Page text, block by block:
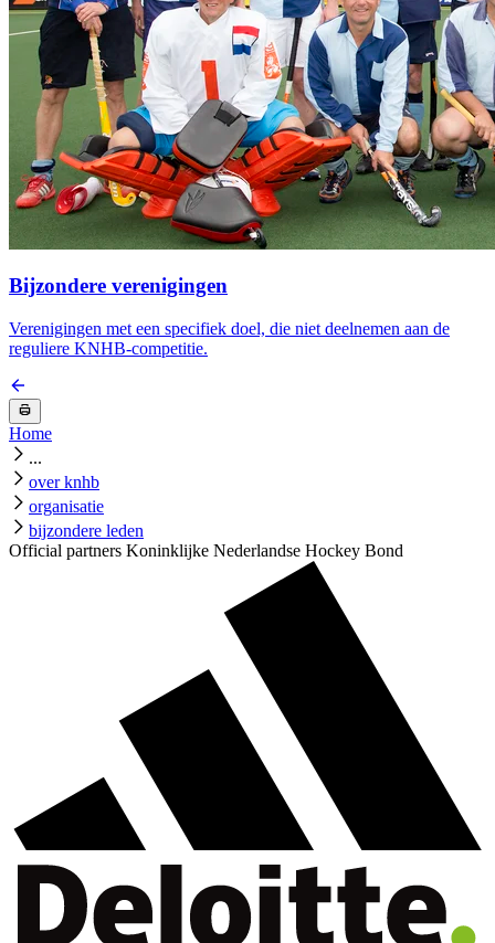
Bijzondere verenigingen
Verenigingen met een specifiek doel, die niet deelnemen aan de
reguliere KNHB-competitie.
Home
...
over knhb
organisatie
bijzondere leden
Official partners Koninklijke Nederlandse Hockey Bond